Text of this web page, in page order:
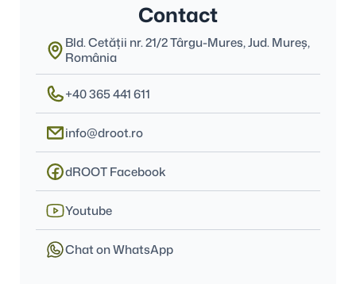
Contact
Bld. Cetății nr. 21/2 Târgu-Mures, Jud. Mureş,
România
+40 365 441 611
info@droot.ro
dROOT Facebook
Youtube
Chat on WhatsApp